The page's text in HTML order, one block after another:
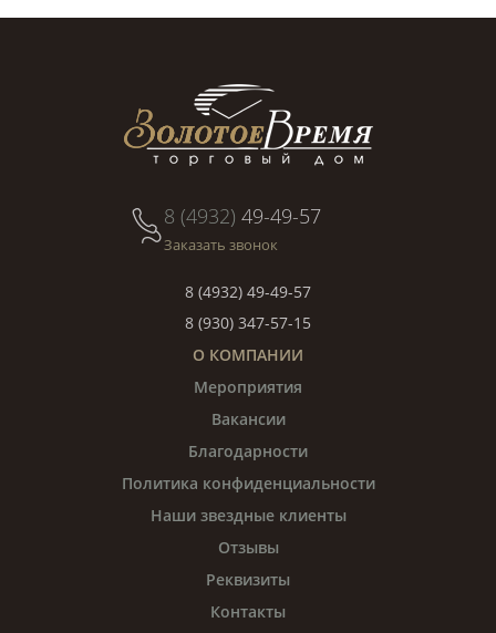
8 (4932) 49-49-57
Заказать звонок
8 (4932) 49-49-57
8 (930) 347-57-15
О КОМПАНИИ
Мероприятия
Вакансии
Благодарности
Политика конфиденциальности
Наши звездные клиенты
Отзывы
Реквизиты
Контакты